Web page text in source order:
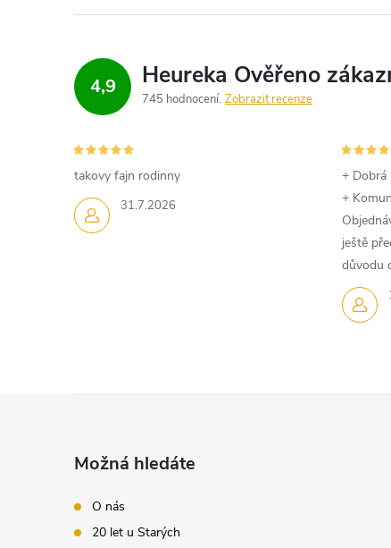
r
v
k
v
ý
p
4,9
745 hodnocení Zobrazit recenze
31.7.2026
takovy fajn rodinny
+ Dobrá
+
ještě
důvodu
Možná hledáte
O nás
20 let u Starých